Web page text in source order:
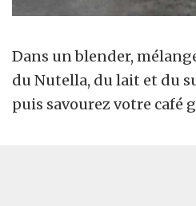
Dans un blender,
du Nutella, du lait et du
puis savourez votre café